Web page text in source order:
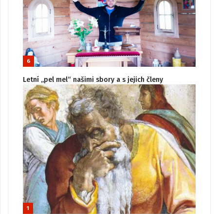
6
Letní „pel mel“ našimi sbory a s jejich členy
1